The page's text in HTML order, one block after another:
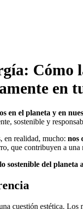
Cómo
en
en el planeta y en
sostenible y
en realidad, mucho: nos
que contribuyen a una
del planeta
cuestión estética. Los